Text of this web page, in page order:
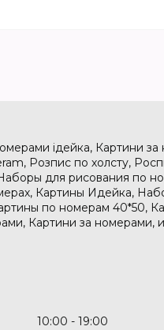
ідейка, Картини за
Розпис по холсту,
для рисования по
Картины Идейка,
по номерам 40*50,
Картини за номерами,
10:00
19:00